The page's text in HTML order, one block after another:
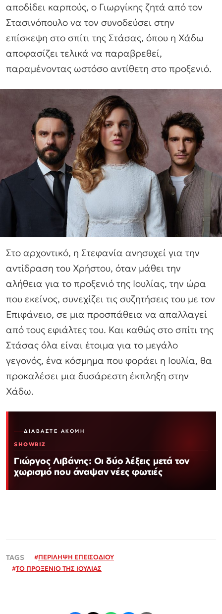
αποδίδει καρπούς, ο Γιωργίκης ζητά από τον
Στασινόπουλο να τον συνοδεύσει στην
επίσκεψη στο σπίτι της Στάσας, όπου η Χάδω
αποφασίζει τελικά να παραβρεθεί,
παραμένοντας ωστόσο αντίθετη στο προξενιό.
Στο αρχοντικό, η Στεφανία ανησυχεί για την
αντίδραση του Χρήστου, όταν μάθει την
αλήθεια για το προξενιό της Ιουλίας, την ώρα
που εκείνος, συνεχίζει τις συζητήσεις του με τον
Επιφάνειο, σε μια προσπάθεια να απαλλαγεί
από τους εφιάλτες του. Και καθώς στο σπίτι της
Στάσας όλα είναι έτοιμα για το μεγάλο
γεγονός, ένα κόσμημα που φοράει η Ιουλία, θα
προκαλέσει μια δυσάρεστη έκπληξη στην
Χάδω.
ΔΙΑΒΆΣΤΕ ΑΚΌΜΗ
SHOWBIZ
Γιώργος Λιβάνης: Οι δύο λέξεις μετά τον
χωρισμό που άναψαν νέες φωτιές
#ΠΕΡΙΛΗΨΗ ΕΠΕΙΣΟΔΙΟΥ
#ΤΟ ΠΡΟΞΕΝΙΟ ΤΗΣ ΙΟΥΛΙΑΣ